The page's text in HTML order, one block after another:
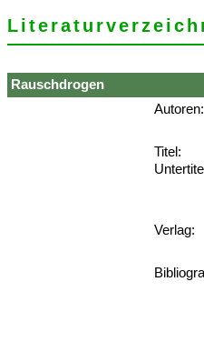
Rauschdrogen
Autoren:
Titel:
Verlag: